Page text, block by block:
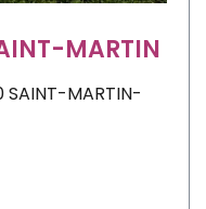
MARTIN
SAINT-MARTIN-